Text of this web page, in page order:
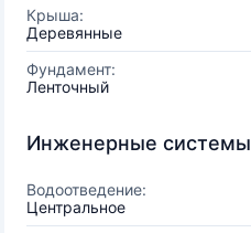
Крыша:
Деревянные
Фундамент:
Ленточный
Инженерные системы
Водоотведение:
Центральное